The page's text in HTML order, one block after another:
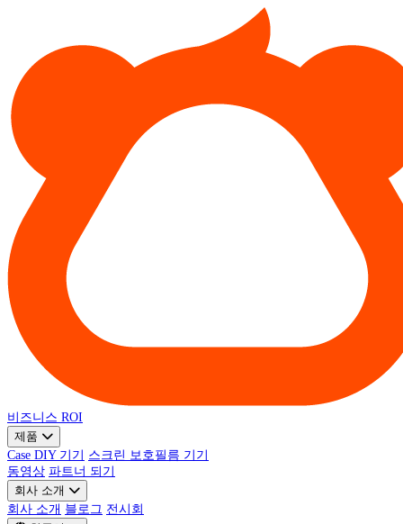
비즈니스 ROI
제품
Case DIY 기기
스크린 보호필름 기기
동영상 파트너 되기
회사 소개
회사 소개 블로그 전시회